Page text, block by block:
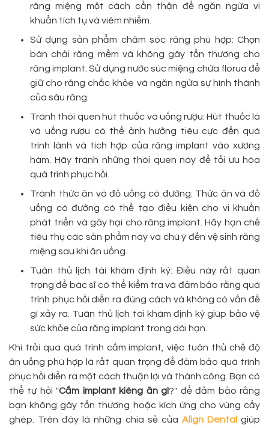
răng miệng một cách cẩn thận để ngăn ngừa vi
khuẩn tích tụ và viêm nhiễm.
Sử dụng sản phẩm chăm sóc răng phù hợp: Chọn
bàn chải răng mềm và không gây tổn thương cho
răng implant. Sử dụng nước súc miệng chứa florua để
giữ cho răng chắc khỏe và ngăn ngừa sự hình thành
của sâu răng.
Tránh thói quen hút thuốc và uống rượu: Hút thuốc lá
và uống rượu có thể ảnh hưởng tiêu cực đến quá
trình lành và tích hợp của răng implant vào xương
hàm. Hãy tránh những thói quen này để tối ưu hóa
quá trình phục hồi.
Tránh thức ăn và đồ uống có đường: Thức ăn và đồ
uống có đường có thể tạo điều kiện cho vi khuẩn
phát triển và gây hại cho răng implant. Hãy hạn chế
tiêu thụ các sản phẩm này và chú ý đến vệ sinh răng
miệng sau khi ăn uống.
Tuân thủ lịch tái khám định kỳ: Điều này rất quan
trọng để bác sĩ có thể kiểm tra và đảm bảo rằng quá
trình phục hồi diễn ra đúng cách và không có vấn đề
gì xảy ra. Tuân thủ lịch tái khám định kỳ giúp bảo vệ
sức khỏe của răng implant trong dài hạn.
Khi trải qua quá trình cắm implant, việc tuân thủ chế độ
ăn uống phù hợp là rất quan trọng để đảm bảo quá trình
phục hồi diễn ra một cách thuận lợi và thành công. Bạn có
thể tự hỏi "Cắm implant kiêng ăn gì?" để đảm bảo rằng
bạn không gây tổn thương hoặc kích ứng cho vùng cấy
ghép. Trên đây là những chia sẻ của Align Dentalgiúp